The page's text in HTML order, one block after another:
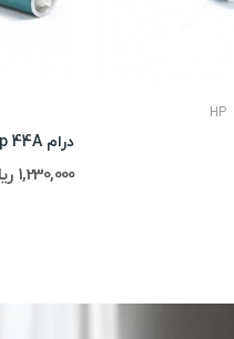
درام Hp 44A
1,230,000 ریال
HP